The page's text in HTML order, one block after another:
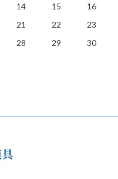
14 15
16
21 22
23
28 29
30